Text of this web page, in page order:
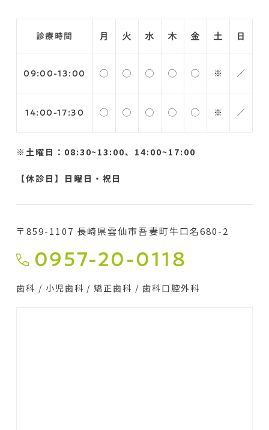
診療時間 月 火 水 木 金 土 日
09:00-13:00 ◯ ◯ ◯ ◯ ◯ ※ ／
14:00-17:30 ◯ ◯ ◯ ◯ ◯ ※ ／
※土曜日：08:30~13:00、14:00~17:00
【休診日】日曜日・祝日
〒859-1107 長崎県雲仙市吾妻町牛口名680-2
0957-20-0118
歯科 / 小児歯科 / 矯正歯科 / 歯科口腔外科